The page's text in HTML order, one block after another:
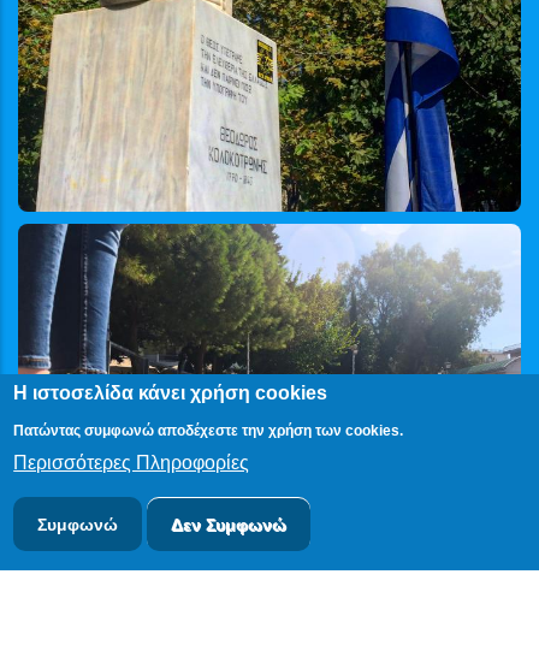
Η ιστοσελίδα κάνει χρήση cookies
Πατώντας συμφωνώ αποδέχεστε την χρήση των cookies.
Περισσότερες Πληροφορίες
Συμφωνώ Δεν Συμφωνώ